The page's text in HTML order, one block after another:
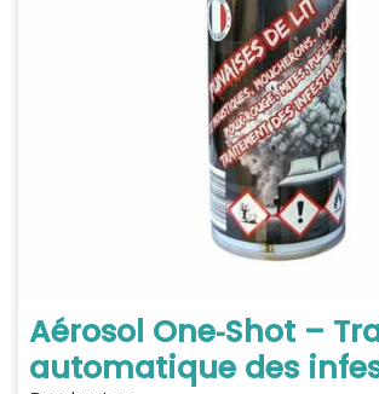
Aérosol One‑Shot –
automatique des